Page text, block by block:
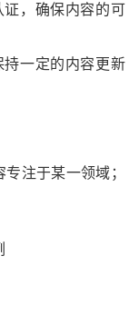
，确保内容的可
一定的内容更新
注于某一领域；